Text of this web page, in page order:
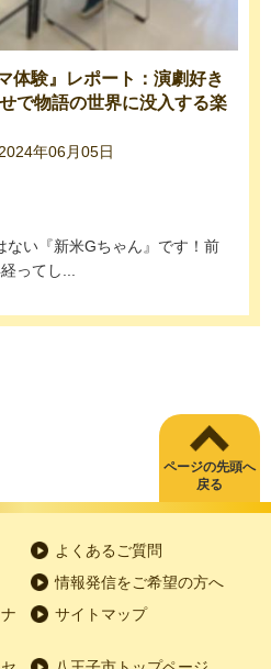
体験』レポート：演劇好き
で物語の世界に没入する楽
年06月05日
ない『新米Gちゃん』です！前
ってし...
ページの先頭へ
戻る
よくあるご質問
情報発信をご希望の方へ
サイトマップ